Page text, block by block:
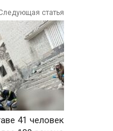
статья
41 человек